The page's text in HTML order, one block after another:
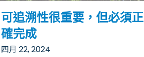
可追溯性很重要，但必須正
確完成
四月 22, 2024